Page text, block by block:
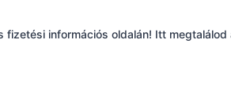
fizetési információs oldalán! Itt